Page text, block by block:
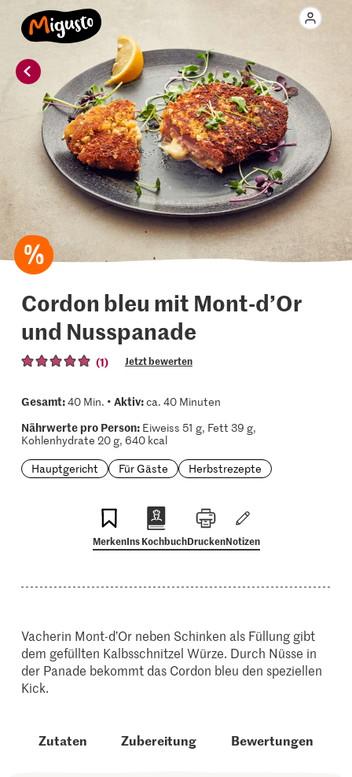
Cordon bleu mit Mont-d’Or
und Nusspanade
(1) Jetzt bewerten
Gesamt:40 Min. • Aktiv:ca. 40 Minuten
Nährwerte pro Person:Eiweiss 51 g, Fett 39 g,
Kohlenhydrate 20 g, 640 kcal
Hauptgericht
Für Gäste Herbstrezepte
MerkenIns KochbuchDruckenNotizen
Vacherin Mont-d’Or neben Schinken als Füllung gibt
dem gefüllten Kalbsschnitzel Würze. Durch Nüsse in
der Panade bekommt das Cordon bleu den speziellen
Kick.
Zutaten Zubereitung Bewertungen